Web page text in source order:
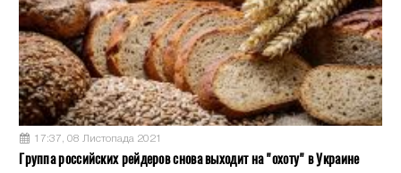
17:37, 08 Листопада 2021
Группа российских рейдеров снова выходит на "охоту" в Украине